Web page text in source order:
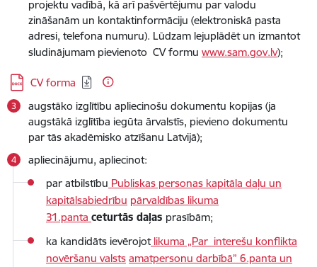
projektu vadībā, kā arī pašvērtējumu par valodu
zināšanām un kontaktinformāciju (elektroniskā pasta
adresi, telefona numuru). Lūdzam lejuplādēt un izmantot
sludinājumam pievienoto CV formu www.sam.gov.lv);
Lejupielādēt:
CV forma
augstāko izglītību apliecinošu dokumentu kopijas (ja
augstākā izglītība iegūta ārvalstīs, pievieno dokumentu
par tās akadēmisko atzīšanu Latvijā);
apliecinājumu, apliecinot:
par atbilstību Publiskas personas kapitāla daļu un
kapitālsabiedrību pārvaldības likuma
31.panta ceturtās daļas prasībām;
ka kandidāts ievērojotlikuma „Par interešu konflikta
novēršanu valsts amatpersonu darbībā” 6.panta un